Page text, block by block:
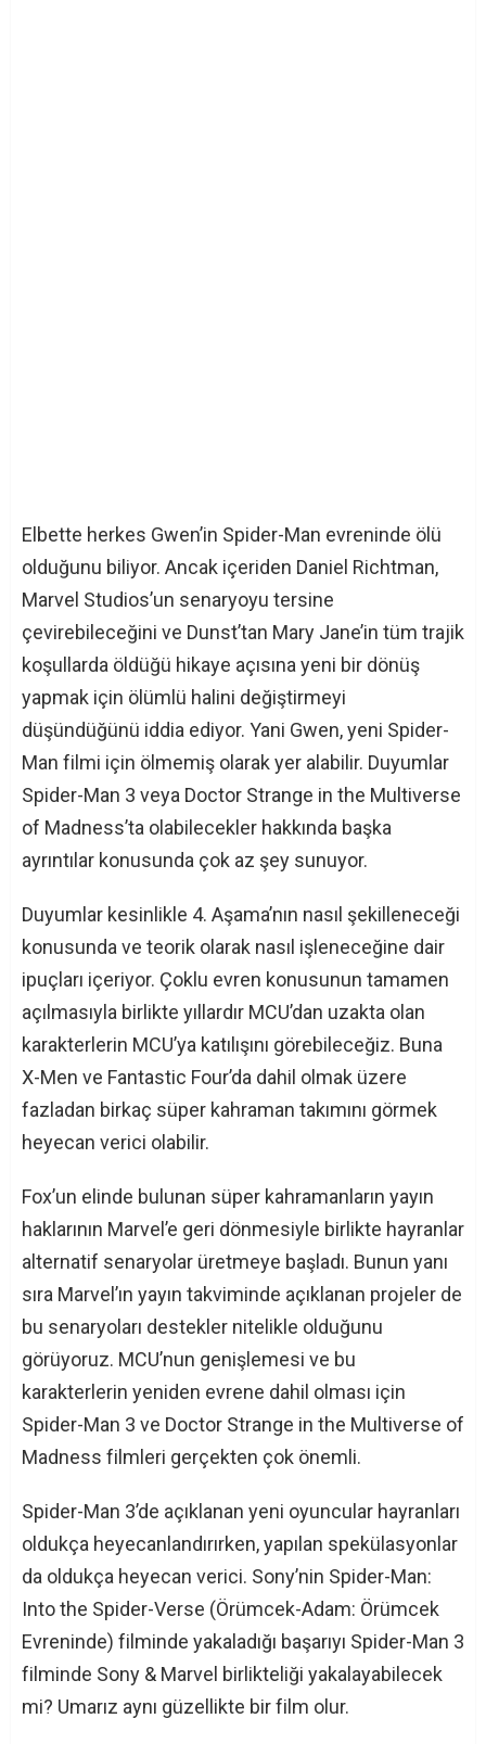
Elbette herkes Gwen’in Spider-Man evreninde ölü
olduğunu biliyor. Ancak içeriden Daniel Richtman,
Marvel Studios’un senaryoyu tersine
çevirebileceğini ve Dunst’tan Mary Jane’in tüm trajik
koşullarda öldüğü hikaye açısına yeni bir dönüş
yapmak için ölümlü halini değiştirmeyi
düşündüğünü iddia ediyor. Yani Gwen, yeni Spider-
Man filmi için ölmemiş olarak yer alabilir. Duyumlar
Spider-Man 3 veya Doctor Strange in the Multiverse
of Madness’ta olabilecekler hakkında başka
ayrıntılar konusunda çok az şey sunuyor.
Duyumlar kesinlikle 4. Aşama’nın nasıl şekilleneceği
konusunda ve teorik olarak nasıl işleneceğine dair
ipuçları içeriyor. Çoklu evren konusunun tamamen
açılmasıyla birlikte yıllardır MCU’dan uzakta olan
karakterlerin MCU’ya katılışını görebileceğiz. Buna
X-Men ve Fantastic Four’da dahil olmak üzere
fazladan birkaç süper kahraman takımını görmek
heyecan verici olabilir.
Fox’un elinde bulunan süper kahramanların yayın
haklarının Marvel’e geri dönmesiyle birlikte hayranlar
alternatif senaryolar üretmeye başladı. Bunun yanı
sıra Marvel’ın yayın takviminde açıklanan projeler de
bu senaryoları destekler nitelikle olduğunu
görüyoruz. MCU’nun genişlemesi ve bu
karakterlerin yeniden evrene dahil olması için
Spider-Man 3 ve Doctor Strange in the Multiverse of
Madness filmleri gerçekten çok önemli.
Spider-Man 3’de açıklanan yeni oyuncular hayranları
oldukça heyecanlandırırken, yapılan spekülasyonlar
da oldukça heyecan verici. Sony’nin Spider-Man:
Into the Spider-Verse (Örümcek-Adam: Örümcek
Evreninde) filminde yakaladığı başarıyı Spider-Man 3
filminde Sony & Marvel birlikteliği yakalayabilecek
mi? Umarız aynı güzellikte bir film olur.